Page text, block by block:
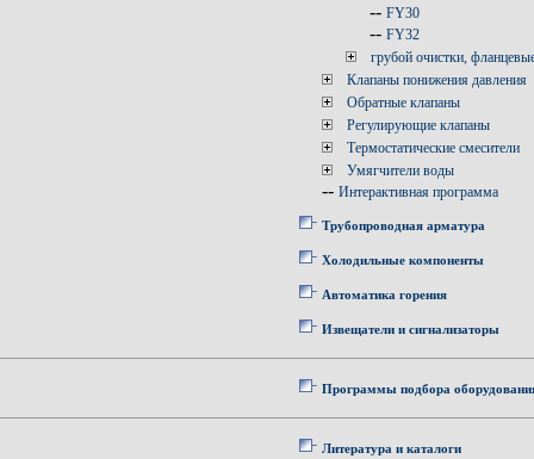
-- FY30
-- FY32
грубой очистки,
Клапаны понижения давления
Обратные клапаны
Регулирующие клапаны
Термостатические смесители
Умягчители воды
-- Интерактивная программа
Трубопроводная арматура
Холодильные компоненты
Автоматика горения
Извещатели и сигнализаторы
Программы подбора
Литература и каталоги